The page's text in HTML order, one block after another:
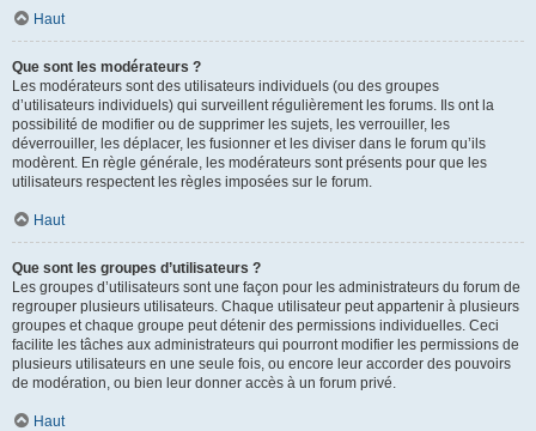
Haut
Que sont les modérateurs ?
Les modérateurs sont des utilisateurs individuels (ou des groupes
d’utilisateurs individuels) qui surveillent régulièrement les forums. Ils ont la
possibilité de modifier ou de supprimer les sujets, les verrouiller, les
déverrouiller, les déplacer, les fusionner et les diviser dans le forum qu’ils
modèrent. En règle générale, les modérateurs sont présents pour que les
utilisateurs respectent les règles imposées sur le forum.
Haut
Que sont les groupes d’utilisateurs ?
Les groupes d’utilisateurs sont une façon pour les administrateurs du forum de
regrouper plusieurs utilisateurs. Chaque utilisateur peut appartenir à plusieurs
groupes et chaque groupe peut détenir des permissions individuelles. Ceci
facilite les tâches aux administrateurs qui pourront modifier les permissions de
plusieurs utilisateurs en une seule fois, ou encore leur accorder des pouvoirs
de modération, ou bien leur donner accès à un forum privé.
Haut